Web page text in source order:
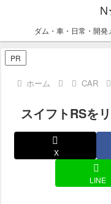
ダム・車・日常・開発
PR
ホーム CAR
スイフトRSを
X
LINE